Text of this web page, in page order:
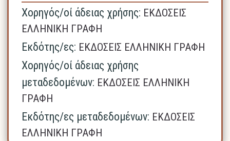
Χορηγός/οί άδειας χρήσης: ΕΚΔΟΣΕΙΣ
ΕΛΛΗΝΙΚΗ ΓΡΑΦΗ
Εκδότης/ες: ΕΚΔΟΣΕΙΣ ΕΛΛΗΝΙΚΗ ΓΡΑΦΗ
Χορηγός/οί άδειας χρήσης
μεταδεδομένων: ΕΚΔΟΣΕΙΣ ΕΛΛΗΝΙΚΗ
ΓΡΑΦΗ
Εκδότης/ες μεταδεδομένων: ΕΚΔΟΣΕΙΣ
ΕΛΛΗΝΙΚΗ ΓΡΑΦΗ